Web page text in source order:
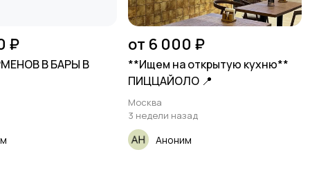
₽
В БАРЫ В
от 6 000 ₽
**Ищем на открытую кухню**
ПИЦЦАЙОЛО 📍
Москва
3 недели назад
Аноним